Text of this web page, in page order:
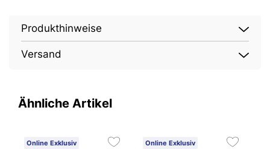
Produkthinweise
Versand
Ähnliche Artikel
Online Exklusiv
Online Exklusiv